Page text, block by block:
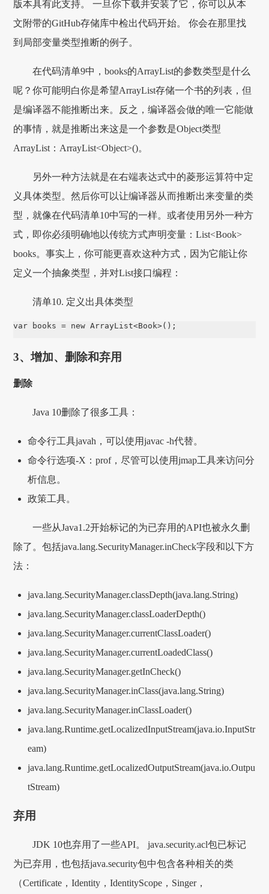
版本具有此支持。 一旦你下载并安装了它，你可以从本
文附带的GitHub存储库中检出代码开始。 你会在那里找
到局部变量类型推断的例子。
在代码清单9中，books的ArrayList的参数类型是什么
呢？你可能明白你是希望ArrayList存储一个书的列表，但
是编译器不能推断出来。反之，编译器会做的唯一它能做
的事情，就是推断出来这是一个参数是Object类型
ArrayList：ArrayList<Object>()。
另外一种方法就是在右端表达式中的菱形运算符中定
义具体类型。然后你可以让编译器从而推断出来变量的类
型，就像在代码清单10中写的一样。或者使用另外一种方
式，即你必须明确地以传统方式声明变量：List<Book>
books。事实上，你可能更喜欢这种方式，因为它能让你
定义一个抽象类型，并对List接口编程：
清单10. 定义出具体类型
var books = new ArrayList<Book>();
3、增加、删除和弃用
删除
Java 10删除了很多工具：
命令行工具javah，可以使用javac -h代替。
命令行选项-X：prof，尽管可以使用jmap工具来访问分
析信息。
政策工具。
一些从Java1.2开始标记的为已弃用的API也被永久删
除了。包括java.lang.SecurityManager.inCheck字段和以下方
法：
java.lang.SecurityManager.classDepth(java.lang.String)
java.lang.SecurityManager.classLoaderDepth()
java.lang.SecurityManager.currentClassLoader()
java.lang.SecurityManager.currentLoadedClass()
java.lang.SecurityManager.getInCheck()
java.lang.SecurityManager.inClass(java.lang.String)
java.lang.SecurityManager.inClassLoader()
java.lang.Runtime.getLocalizedInputStream(java.io.InputStr
eam)
java.lang.Runtime.getLocalizedOutputStream(java.io.Outpu
tStream)
弃用
JDK 10也弃用了一些API。 java.security.acl包已标记
为已弃用，也包括java.security包中包含各种相关的类
（Certificate，Identity，IdentityScope，Singer，